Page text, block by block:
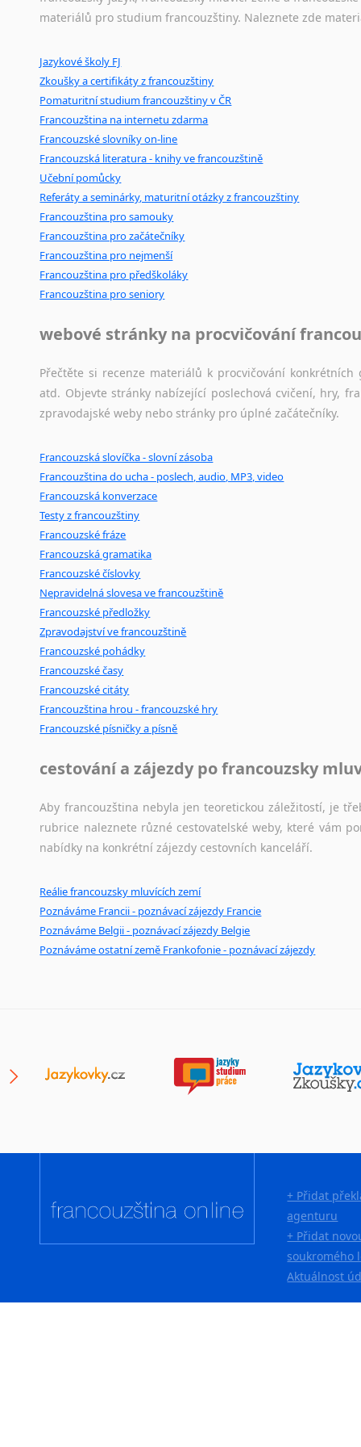
Amharština
Arabština
Arménština
Avarština
Azerbajdžánština
Bambarština
Bantuské jazyky
Barmština
Baskičtina
Běloruština
Bengálština
Bosenština
Bulharština
Burjatština
Čečenština
Černohorština
Dánština
Darí
Faerština
Fidžijština
Filipínské jazyky
Finština
Fulbština
Gaelština
Gruzínština
Hebrejština
Hindština
Chorvatština
Indonéština
Irština
Islandština
Jidiš
Katalánština
Kazaština
Kečuánština
Konžština
Korejština
Korsičtina
Kumykština
Lezginština
Malajština
Malinština
Mix pomůcek, jež
poradny a pravidla pravopisu nebo
materiálů pro studium francouzštiny. Naleznete zde
Jazykové školy FJ
Zkoušky a certifikáty z francouzštiny
Pomaturitní studium francouzštiny v ČR
Francouzština na internetu zdarma
Francouzské slovníky on-line
Francouzská literatura - knihy ve francouzštině
Učební pomůcky
Referáty a seminárky, maturitní otázky z francouzštiny
Francouzština pro samouky
Francouzština pro začátečníky
Francouzština pro nejmenší
Francouzština pro předškoláky
Francouzština pro seniory
webové stránky na procvičování
Přečtěte si recenze materiálů k procvičování
atd. Objevte stránky nabízející poslechová cvičení, hry,
zpravodajské weby nebo stránky pro úplné začátečníky.
Francouzská slovíčka - slovní zásoba
Francouzština do ucha - poslech, audio, MP3, video
Francouzská konverzace
Testy z francouzštiny
Francouzské fráze
Francouzská gramatika
Francouzské číslovky
Nepravidelná slovesa ve francouzštině
Francouzské předložky
Zpravodajství ve francouzštině
Francouzské pohádky
Francouzské časy
Francouzské citáty
Francouzština hrou - francouzské hry
Francouzské písničky a písně
cestování a zájezdy po francouzsky
Aby francouzština nebyla jen teoretickou záležitostí, je
rubrice naleznete různé cestovatelské weby, které vám
nabídky na konkrétní zájezdy cestovních kanceláří.
Reálie francouzsky mluvících zemí
Poznáváme Francii - poznávací zájezdy Francie
Poznáváme Belgii - poznávací zájezdy Belgie
Poznáváme ostatní země Frankofonie - poznávací zájezdy
+ Přidat
agenturu
+ Přidat
soukromého
Aktuálnost